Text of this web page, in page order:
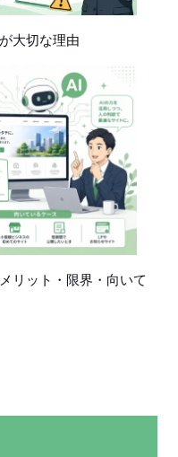
大切な理由
リット・限界・向いて